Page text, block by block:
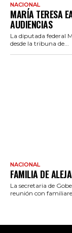
NACIONAL
MARÍA TERESA
AUDIENCIAS
La diputada federal
desde la tribuna de...
NACIONAL
FAMILIA DE
La secretaria de
reunión con